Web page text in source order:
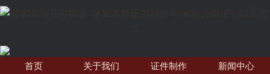
首页 关于我们 证件制作 新闻中心